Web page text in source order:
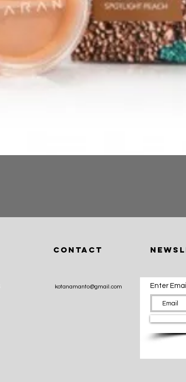
CONTACT
kotanamanto@gmail.com Enter Email